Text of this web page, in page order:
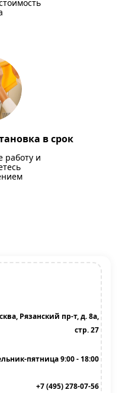
в срок
работу и
Рязанский пр-т, д. 8а,
стр. 27
пятница 9:00 - 18:00
+7 (495) 278-07-56